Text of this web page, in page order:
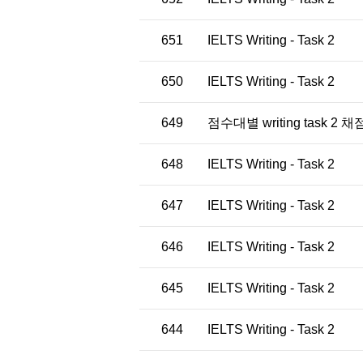
651 IELTS Writing - Task 2
650 IELTS Writing - Task 2
649 점수대별 writing task 2 채
648 IELTS Writing - Task 2
647 IELTS Writing - Task 2
646 IELTS Writing - Task 2
645 IELTS Writing - Task 2
644 IELTS Writing - Task 2